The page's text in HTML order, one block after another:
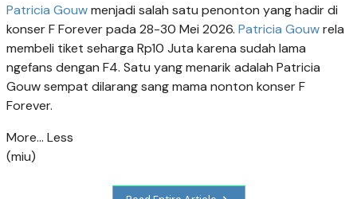
Patricia Gouwmenjadi salah satu penonton yang hadir di
konser F Forever pada 28-30 Mei 2026. Patricia Gouwrela
membeli tiket seharga Rp10 Juta karena sudah lama
ngefans dengan F4. Satu yang menarik adalah Patricia
Gouw sempat dilarang sang mama nonton konser F
Forever.
More... Less
(miu)